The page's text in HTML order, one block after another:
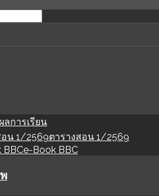
ลการเรียน
ตารางสอน 1/2569
e-Book BBC